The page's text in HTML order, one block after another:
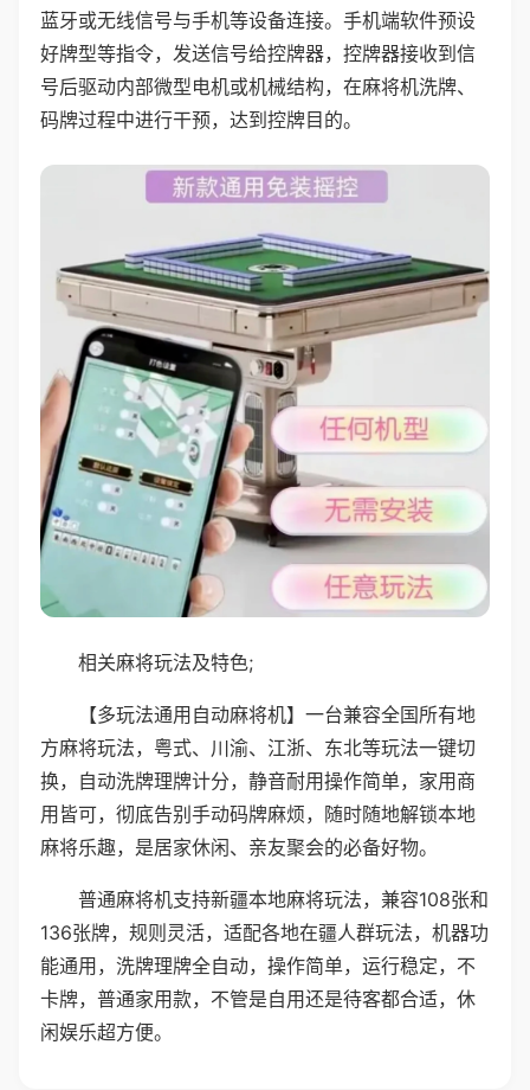
蓝牙或无线信号与手机等设备连接。手机端软件预设
好牌型等指令，发送信号给控牌器，控牌器接收到信
号后驱动内部微型电机或机械结构，在麻将机洗牌、
码牌过程中进行干预，达到控牌目的。
相关麻将玩法及特色;
【多玩法通用自动麻将机】一台兼容全国所有地
方麻将玩法，粤式、川渝、江浙、东北等玩法一键切
换，自动洗牌理牌计分，静音耐用操作简单，家用商
用皆可，彻底告别手动码牌麻烦，随时随地解锁本地
麻将乐趣，是居家休闲、亲友聚会的必备好物。
普通麻将机支持新疆本地麻将玩法，兼容108张和
136张牌，规则灵活，适配各地在疆人群玩法，机器功
能通用，洗牌理牌全自动，操作简单，运行稳定，不
卡牌，普通家用款，不管是自用还是待客都合适，休
闲娱乐超方便。